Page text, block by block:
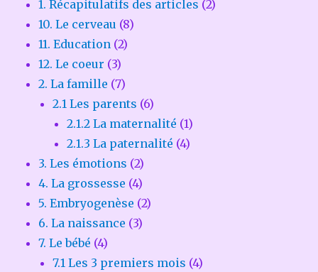
1. Récapitulatifs des articles (2)
10. Le cerveau (8)
11. Education (2)
12. Le coeur (3)
2. La famille (7)
2.1 Les parents (6)
2.1.2 La maternalité (1)
2.1.3 La paternalité (4)
3. Les émotions (2)
4. La grossesse (4)
5. Embryogenèse (2)
6. La naissance (3)
7. Le bébé (4)
7.1 Les 3 premiers mois (4)